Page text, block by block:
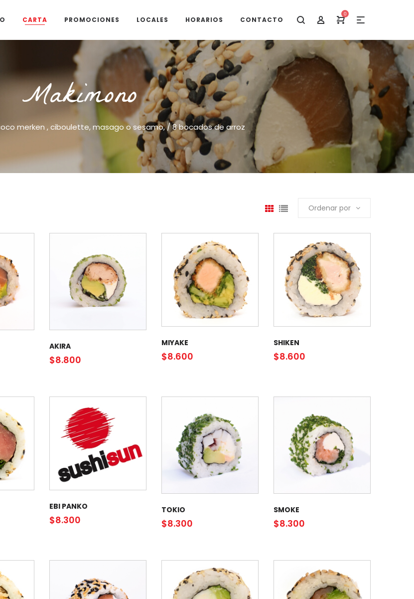
0
CARTA PROMOCIONES LOCALES HORARIOS CONTACTO
Makimono
merken , ciboulette, masago o sesamo, / 8 bocados de arroz
Ordenar por
AKIRA
$8.800
MIYAKE
$8.600
SHIKEN
$8.600
EBI PANKO
$8.300
TOKIO
$8.300
SMOKE
$8.300